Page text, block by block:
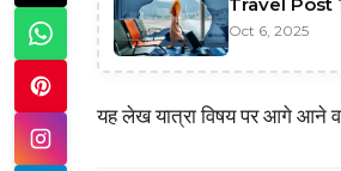
Oct 6, 2025
यह लेख यात्रा विषय पर आगे आने